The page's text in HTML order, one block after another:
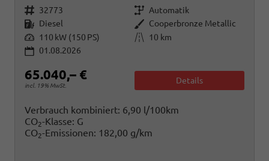
Fahrzeugnr. 32773 Getriebe Automatik
Kraftstoff Diesel Außenfarbe Cooperbronze Metallic
Leistung 110 kW (150 PS) Kilometerstand
10 km
01.08.2026
65.040,– €
incl. 19% MwSt.
Details
Verbrauch kombiniert: 6,90 l/100km
CO2-Klasse: G
CO2-Emissionen: 182,00 g/km